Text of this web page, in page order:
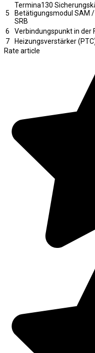
5
Termina130
Betätigungsmodul SAM
SRB
6 Verbindungspunkt in der
7
Heizungsverstärker
Rate article